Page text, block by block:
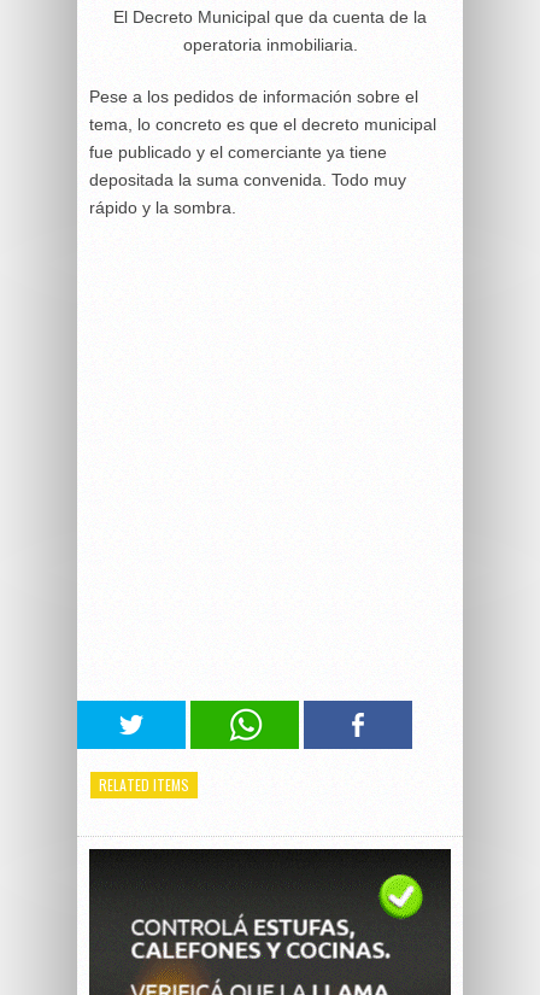
El Decreto Municipal que da cuenta de la
operatoria inmobiliaria.
Pese a los pedidos de información sobre el
tema, lo concreto es que el decreto municipal
fue publicado y el comerciante ya tiene
depositada la suma convenida. Todo muy
rápido y la sombra.
RELATED ITEMS